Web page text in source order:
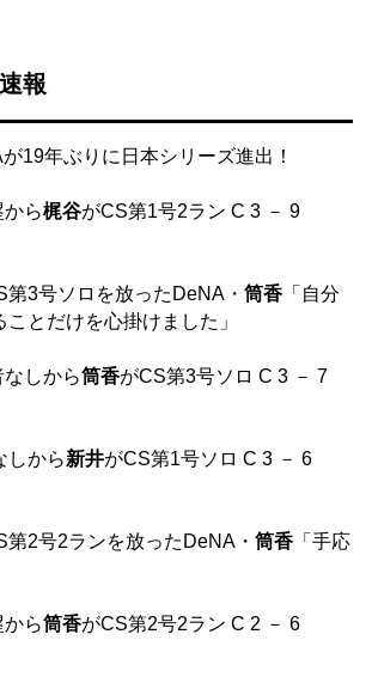
報
が19年ぶりに日本シリーズ進出！
から梶谷がCS第1号2ラン C 3 － 9
第3号ソロを放ったDeNA・ 筒香 「自分
とだけを心掛けました」
なしから筒香がCS第3号ソロ C 3 － 7
しから新井がCS第1号ソロ C 3 － 6
第2号2ランを放ったDeNA・ 筒香 「手応
から筒香がCS第2号2ラン C 2 － 6